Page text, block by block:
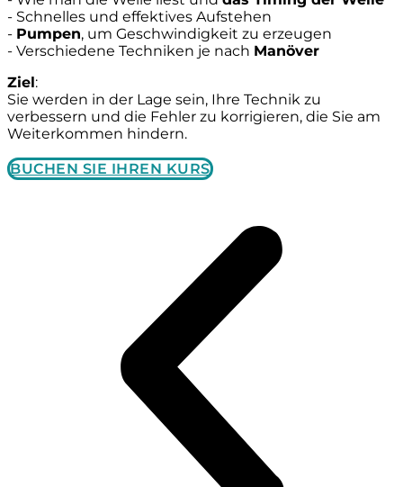
- Schnelles und effektives Aufstehen
- Pumpen, um Geschwindigkeit zu erzeugen
- Verschiedene Techniken je nach Manöver
Ziel:
Sie werden in der Lage sein, Ihre Technik zu
verbessern und die Fehler zu korrigieren, die Sie am
Weiterkommen hindern.
BUCHEN SIE IHREN KURS